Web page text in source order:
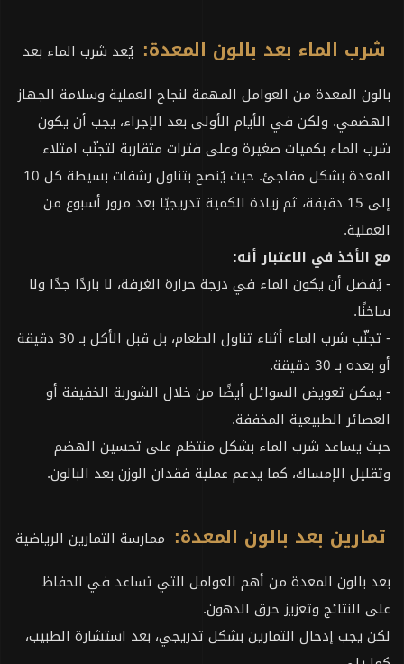
شرب الماء بعد بالون المعدة: يُعد شرب الماء بعد
بالون المعدة من العوامل المهمة لنجاح العملية وسلامة الجهاز
الهضمي. ولكن في الأيام الأولى بعد الإجراء، يجب أن يكون
شرب الماء بكميات صغيرة وعلى فترات متقاربة لتجنّب امتلاء
المعدة بشكل مفاجئ. حيث يُنصح بتناول رشفات بسيطة كل 10
إلى 15 دقيقة، ثم زيادة الكمية تدريجيًا بعد مرور أسبوع من
العملية.
مع الأخذ في الاعتبار أنه:
- يُفضل أن يكون الماء في درجة حرارة الغرفة، لا باردًا جدًا ولا
ساخنًا.
- تجنّب شرب الماء أثناء تناول الطعام، بل قبل الأكل بـ 30 دقيقة
أو بعده بـ 30 دقيقة.
- يمكن تعويض السوائل أيضًا من خلال الشوربة الخفيفة أو
العصائر الطبيعية المخففة.
حيث يساعد شرب الماء بشكل منتظم على تحسين الهضم
وتقليل الإمساك، كما يدعم عملية فقدان الوزن بعد البالون.
تمارين بعد بالون المعدة: ممارسة التمارين الرياضية
بعد بالون المعدة من أهم العوامل التي تساعد في الحفاظ
على النتائج وتعزيز حرق الدهون.
لكن يجب إدخال التمارين بشكل تدريجي، بعد استشارة الطبيب،